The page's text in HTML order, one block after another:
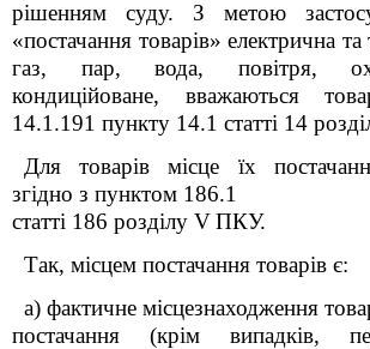
рішенням суду. З метою
«постачання товарів» електрична та
газ, пар, вода, повітря,
кондиційоване, вважаються
14.1.191 пункту 14.1 статті 14
Для товарів місце їх
згідно з пунктом 186.1
статті 186 розділу VПКУ.
Так, місцем постачання товарів є:
а) фактичне місцезнаходження
постачання (крім випадків,